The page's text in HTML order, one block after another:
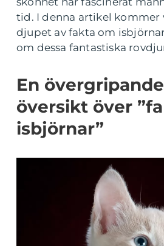
tid. I denna artikel kommer
djupet av fakta om
om dessa fantastiska
En
översikt över
isbjörnar”